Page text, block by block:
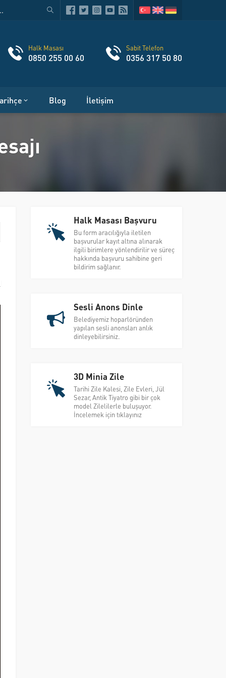
Halk Masası
0850 255 00 60
Sabit Telefon
0356 317 50 80
Blog İletişim
Halk Masası Başvuru
Bu form aracılığıyla iletilen
başvurular kayıt altına alınarak
ilgili birimlere yönlendirilir ve süreç
hakkında başvuru sahibine geri
bildirim sağlanır.
Sesli Anons Dinle
Belediyemiz hoparlöründen
yapılan sesli anonsları anlık
dinleyebilirsiniz.
3D Minia Zile
Tarihi Zile Kalesi, Zile Evleri, Jül
Sezar, Antik Tiyatro gibi bir çok
model Zilelilerle buluşuyor.
İncelemek için tıklayınız